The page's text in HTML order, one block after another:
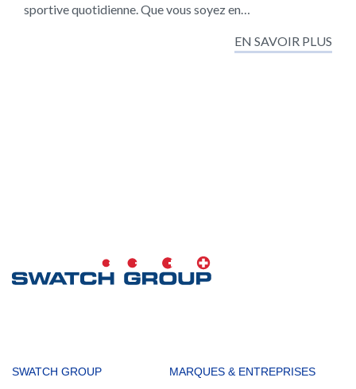
sportive quotidienne. Que vous soyez en…
EN SAVOIR PLUS
MAIN
SWATCH GROUP MARQUES & ENTREPRISES